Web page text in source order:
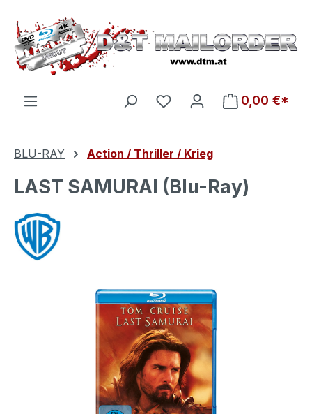
Zum Hauptinhalt springen
Du hast 0 Produkte auf
0,00 €*
BLU-RAY Action / Thriller / Krieg
LAST SAMURAI (Blu-Ray)
Bildergalerie überspringen